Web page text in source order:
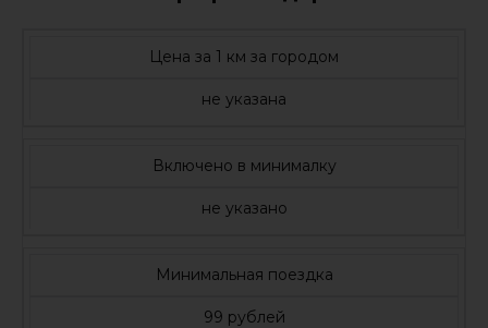
Цена за 1 км за городом
не указана
Включено в минималку
не указано
Минимальная поездка
99 рублей